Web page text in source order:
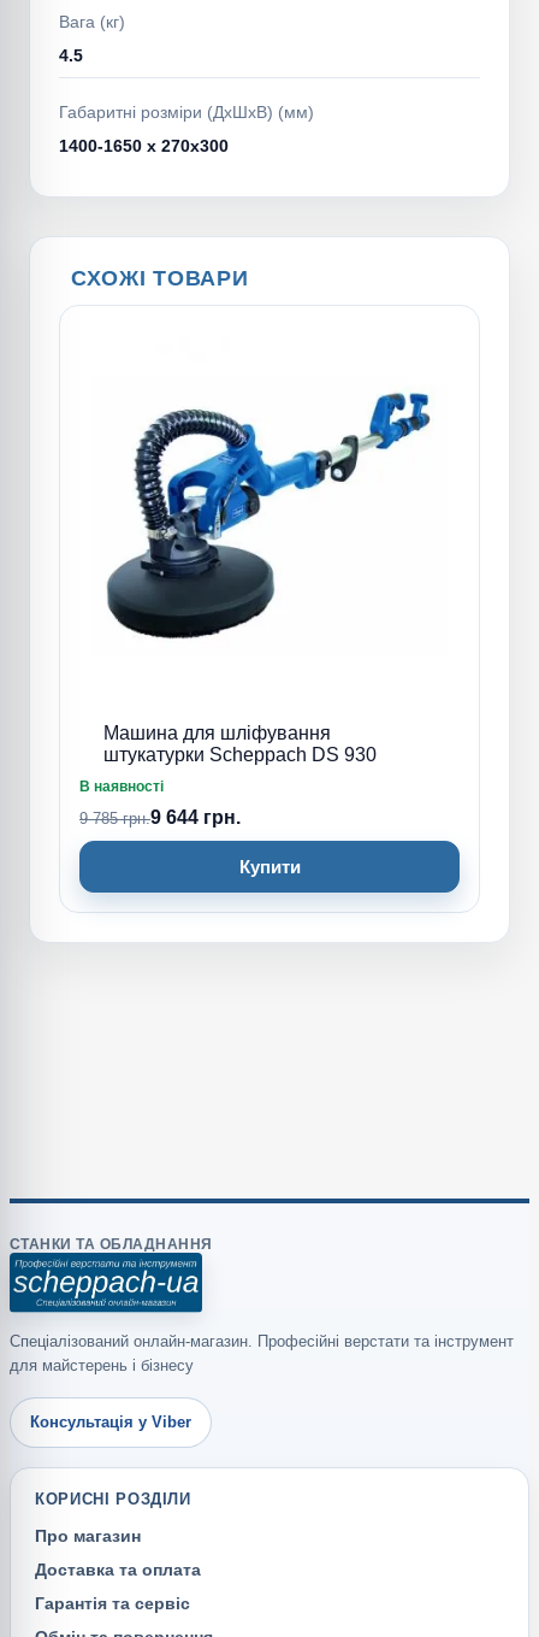
Вага (кг)
4.5
Габаритні розміри (ДхШхВ) (мм)
1400-1650 х 270х300
СХОЖІ ТОВАРИ
Машина для шліфування
штукатурки Scheppach DS 930
В наявності
9 785 грн.9 644 грн.
Купити
СТАНКИ ТА ОБЛАДНАННЯ
Спеціалізований онлайн-магазин. Професійні верстати та інструмент
для майстерень і бізнесу
Консультація у Viber
КОРИСНІ РОЗДІЛИ
Про магазин
Доставка та оплата
Гарантія та сервіс